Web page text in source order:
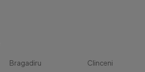
Bragadiru
Clinceni